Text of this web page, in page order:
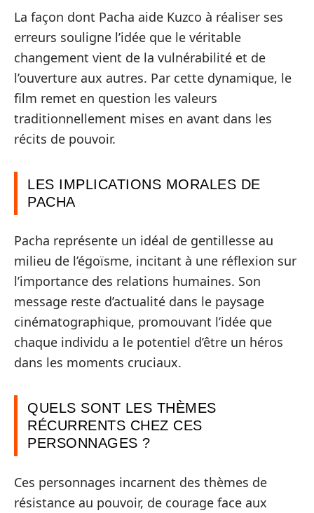
La façon dont Pacha aide Kuzco à réaliser ses
erreurs souligne l’idée que le véritable
changement vient de la vulnérabilité et de
l’ouverture aux autres. Par cette dynamique, le
film remet en question les valeurs
traditionnellement mises en avant dans les
récits de pouvoir.
LES IMPLICATIONS MORALES DE
PACHA
Pacha représente un idéal de gentillesse au
milieu de l’égoïsme, incitant à une réflexion sur
l’importance des relations humaines. Son
message reste d’actualité dans le paysage
cinématographique, promouvant l’idée que
chaque individu a le potentiel d’être un héros
dans les moments cruciaux.
QUELS SONT LES THÈMES
RÉCURRENTS CHEZ CES
PERSONNAGES ?
Ces personnages incarnent des thèmes de
résistance au pouvoir, de courage face aux